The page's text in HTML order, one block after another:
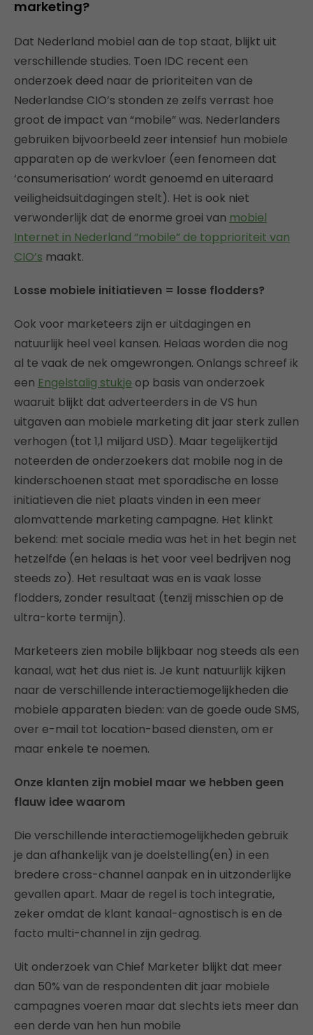
marketing?
Dat Nederland mobiel aan de top staat, blijkt uit
verschillende studies. Toen IDC recent een
onderzoek deed naar de prioriteiten van de
Nederlandse CIO’s stonden ze zelfs verrast hoe
groot de impact van “mobile” was. Nederlanders
gebruiken bijvoorbeeld zeer intensief hun mobiele
apparaten op de werkvloer (een fenomeen dat
‘consumerisation’ wordt genoemd en uiteraard
veiligheidsuitdagingen stelt). Het is ook niet
verwonderlijk dat de enorme groei van mobiel
Internet in Nederland “mobile” de topprioriteit van
CIO’s maakt.
Losse mobiele initiatieven = losse flodders?
Ook voor marketeers zijn er uitdagingen en
natuurlijk heel veel kansen. Helaas worden die nog
al te vaak de nek omgewrongen. Onlangs schreef ik
een Engelstalig stukje op basis van onderzoek
waaruit blijkt dat adverteerders in de VS hun
uitgaven aan mobiele marketing dit jaar sterk zullen
verhogen (tot 1,1 miljard USD). Maar tegelijkertijd
noteerden de onderzoekers dat mobile nog in de
kinderschoenen staat met sporadische en losse
initiatieven die niet plaats vinden in een meer
alomvattende marketing campagne. Het klinkt
bekend: met sociale media was het in het begin net
hetzelfde (en helaas is het voor veel bedrijven nog
steeds zo). Het resultaat was en is vaak losse
flodders, zonder resultaat (tenzij misschien op de
ultra-korte termijn).
Marketeers zien mobile blijkbaar nog steeds als een
kanaal, wat het dus niet is. Je kunt natuurlijk kijken
naar de verschillende interactiemogelijkheden die
mobiele apparaten bieden: van de goede oude SMS,
over e-mail tot location-based diensten, om er
maar enkele te noemen.
Onze klanten zijn mobiel maar we hebben geen
flauw idee waarom
Die verschillende interactiemogelijkheden gebruik
je dan afhankelijk van je doelstelling(en) in een
bredere cross-channel aanpak en in uitzonderlijke
gevallen apart. Maar de regel is toch integratie,
zeker omdat de klant kanaal-agnostisch is en de
facto multi-channel in zijn gedrag.
Uit onderzoek van Chief Marketer blijkt dat meer
dan 50% van de respondenten dit jaar mobiele
campagnes voeren maar dat slechts iets meer dan
een derde van hen hun mobile